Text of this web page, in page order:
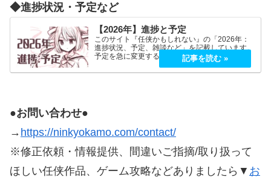
◆進捗状況・予定など
【2026年】進捗と予定
このサイト『任侠かもしれない』の「2026年：
進捗状況、予定、雑談など」を記載しています。
予定を急に変更することが、よくあります。
2026年5月2026年5月21日（木）『プロミス・マ
スコットエージェンシー』良かったです！世界観
●お問い合わせ●
→ https://ninkyokamo.com/contact/
※修正依頼・情報提供、間違いご指摘/取り扱って
ほしい任侠作品、ゲーム攻略などありましたら▼ お